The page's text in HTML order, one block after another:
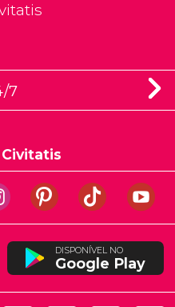
7
DISPONÍVEL NO
Google Play